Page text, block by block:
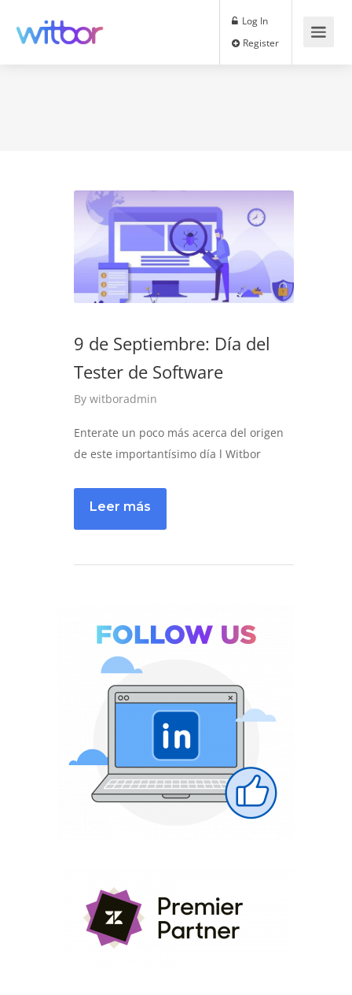
Log In
9 de Septiembre: Día del
Tester de Software
By witboradmin
Enterate un poco más acerca del origen
de este importantísimo día l Witbor